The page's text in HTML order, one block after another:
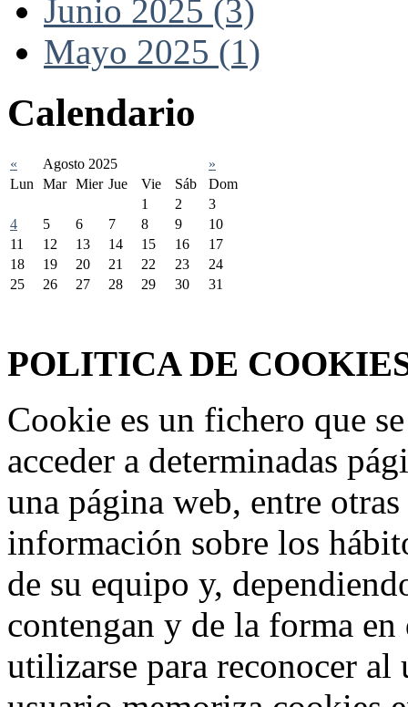
Junio 2025 (3)
Mayo 2025 (1)
Calendario
« Agosto 2025
»
Lun
Mar Mier Jue Vie Sáb
Dom
1
2
3
4
5 6 7 8 9
10
11
12 13 14 15 16
17
18
19 20 21 22 23
24
25
26 27 28 29 30
31
POLITICA DE
Cookie es un fichero que
acceder a determinadas
una página web, entre
información sobre los
de su equipo y,
contengan y de la forma
utilizarse para reconocer